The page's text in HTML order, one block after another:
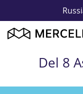
Del 8